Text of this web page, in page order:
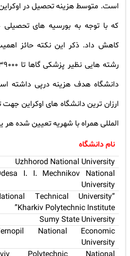
که با توجه به بورسیه های
کاهش داد. ذکر این نکته حائز
دانشگاه هدف هزینه درپی داشته
ارزان ترین دانشگاه های اوکراین
المللی همراه با شهریه تعیین شده هر
نام دانشگاه
Uzhhorod National University
I. I. Mechnikov National
University
Technical University“
Kharkiv Polytechnic Institute”
Sumy State University
National Economic
University